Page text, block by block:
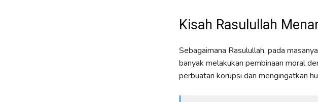
Kisah Rasulullah
Sebagaimana Rasulullah, pada
banyak melakukan pembinaan moral
perbuatan korupsi dan mengingatkan